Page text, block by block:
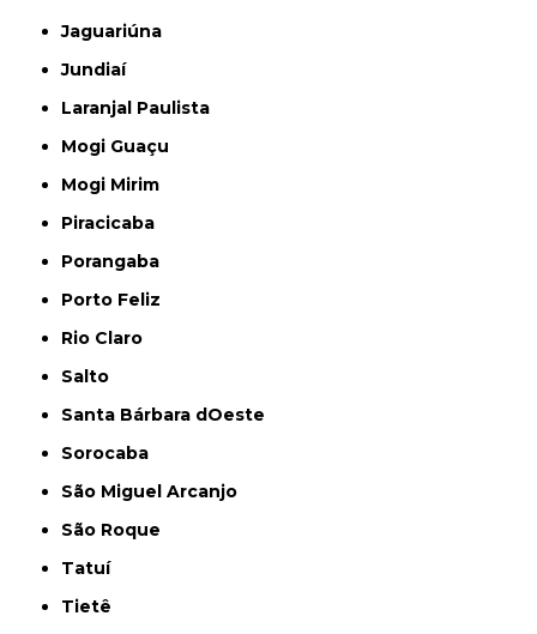
Jaguariúna
Jundiaí
Laranjal Paulista
Mogi Guaçu
Mogi Mirim
Piracicaba
Porangaba
Porto Feliz
Rio Claro
Salto
Santa Bárbara dOeste
Sorocaba
São Miguel Arcanjo
São Roque
Tatuí
Tietê